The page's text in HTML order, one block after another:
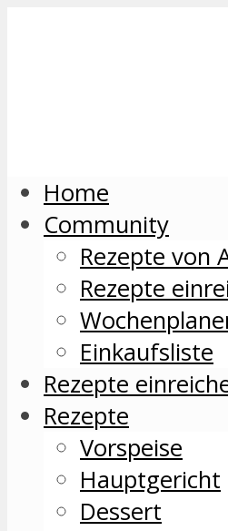
Home
Community
Rezepte von
Rezepte
Einkaufsliste
Rezepte
Rezepte
Vorspeise
Hauptgericht
Dessert